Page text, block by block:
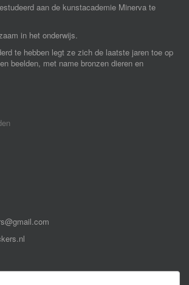
aan de kunstacademie Minerva te
in het onderwijs.
te hebben legt ze zich de laatste jaren toe op
beelden, met name bronzen dieren en